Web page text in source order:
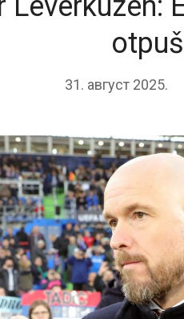
31. август 2025.